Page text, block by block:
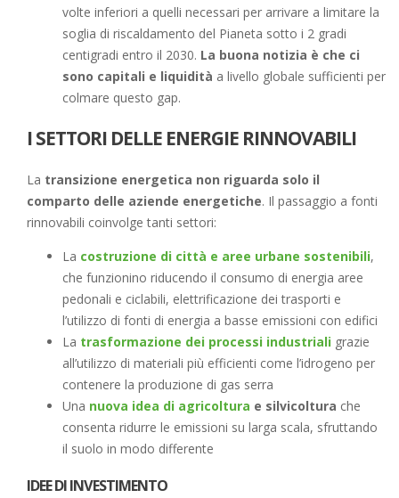
volte inferiori a quelli necessari per arrivare a limitare la
soglia di riscaldamento del Pianeta sotto i 2 gradi
centigradi entro il 2030. La buona notizia è che ci
sono capitali e liquidità a livello globale sufficienti per
colmare questo gap.
I SETTORI DELLE ENERGIE RINNOVABILI
La transizione energetica non riguarda solo il
comparto delle aziende energetiche. Il passaggio a fonti
rinnovabili coinvolge tanti settori:
La costruzione di città e aree urbane sostenibili,
che funzionino riducendo il consumo di energia aree
pedonali e ciclabili, elettrificazione dei trasporti e
l’utilizzo di fonti di energia a basse emissioni con edifici
La trasformazione dei processi industriali grazie
all’utilizzo di materiali più efficienti come l’idrogeno per
contenere la produzione di gas serra
Una nuova idea di agricoltura e silvicoltura che
consenta ridurre le emissioni su larga scala, sfruttando
il suolo in modo differente
IDEE DI INVESTIMENTO